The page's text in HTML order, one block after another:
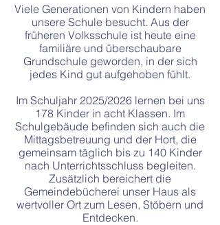
Viele Generationen von Kindern haben
unsere Schule besucht. Aus der
früheren Volksschule ist heute eine
familiäre und überschaubare
Grundschule geworden, in der sich
jedes Kind gut aufgehoben fühlt.
Im Schuljahr 2025/2026 lernen bei uns
178 Kinder in acht Klassen. Im
Schulgebäude befinden sich auch die
Mittagsbetreuung und der Hort, die
gemeinsam täglich bis zu 140 Kinder
nach Unterrichtsschluss begleiten.
Zusätzlich bereichert die
Gemeindebücherei unser Haus als
wertvoller Ort zum Lesen, Stöbern und
Entdecken.